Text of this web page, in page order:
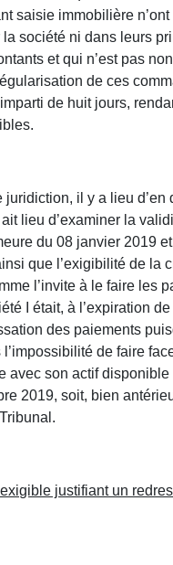
saisie immobilière n’ont
la société ni dans leurs
et qui n’est pas
de ces
de huit jours,
juridiction, il y a lieu d’en
ait lieu d’examiner la
du 08 janvier 2019
que l’exigibilité de la
l’invite à le faire les
I était, à l’expiration
des paiements
de faire
avec son actif disponible
2019, soit, bien
justifiant un